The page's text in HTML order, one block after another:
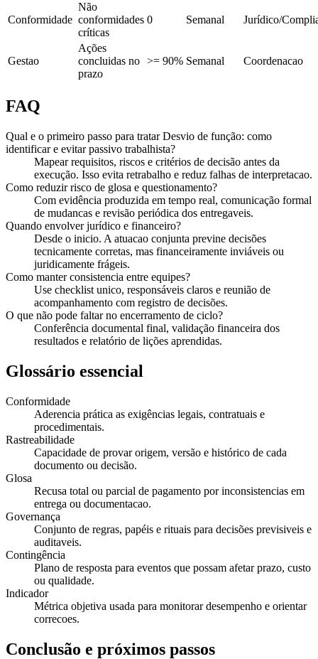
Conformidade
Não
conformidades
críticas
0 Semanal Jurídico/
Gestao
Ações
concluidas no
prazo
>= 90% Semanal Coordenacao
FAQ
Qual e o primeiro passo para tratar Desvio de função: como
identificar e evitar passivo trabalhista?
Mapear requisitos, riscos e critérios de decisão antes da
execução. Isso evita retrabalho e reduz falhas de interpretacao.
Como reduzir risco de glosa e questionamento?
Com evidência produzida em tempo real, comunicação formal
de mudancas e revisão periódica dos entregaveis.
Quando envolver jurídico e financeiro?
Desde o inicio. A atuacao conjunta previne decisões
tecnicamente corretas, mas financeiramente inviáveis ou
juridicamente frágeis.
Como manter consistencia entre equipes?
Use checklist unico, responsáveis claros e reunião de
acompanhamento com registro de decisões.
O que não pode faltar no encerramento de ciclo?
Conferência documental final, validação financeira dos
resultados e relatório de lições aprendidas.
Glossário essencial
Conformidade
Aderencia prática as exigências legais, contratuais e
procedimentais.
Rastreabilidade
Capacidade de provar origem, versão e histórico de cada
documento ou decisão.
Glosa
Recusa total ou parcial de pagamento por inconsistencias em
entrega ou documentacao.
Governança
Conjunto de regras, papéis e rituais para decisões previsiveis e
auditaveis.
Contingência
Plano de resposta para eventos que possam afetar prazo, custo
ou qualidade.
Indicador
Métrica objetiva usada para monitorar desempenho e orientar
correcoes.
Conclusão e próximos passos